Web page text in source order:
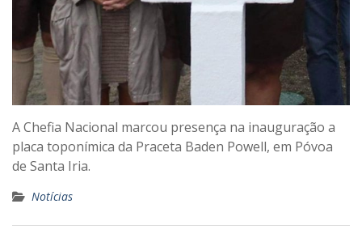
A Chefia Nacional marcou presença na inauguração a
placa toponímica da Praceta Baden Powell, em Póvoa
de Santa Iria.
Notícias